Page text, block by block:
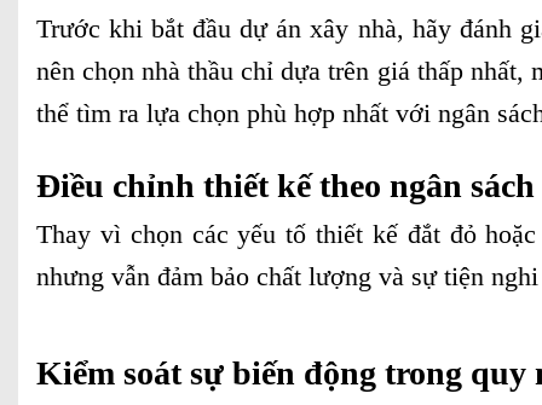
Trước khi bắt đầu dự án xây nhà, hãy đánh
nên chọn nhà thầu chỉ dựa trên giá thấp
thể tìm ra lựa chọn phù hợp nhất với ngân
Điều chỉnh thiết kế theo ngân sách
Thay vì chọn các yếu tố thiết kế đắt đỏ
nhưng vẫn đảm bảo chất lượng và sự tiện
Kiểm soát sự biến động trong quy